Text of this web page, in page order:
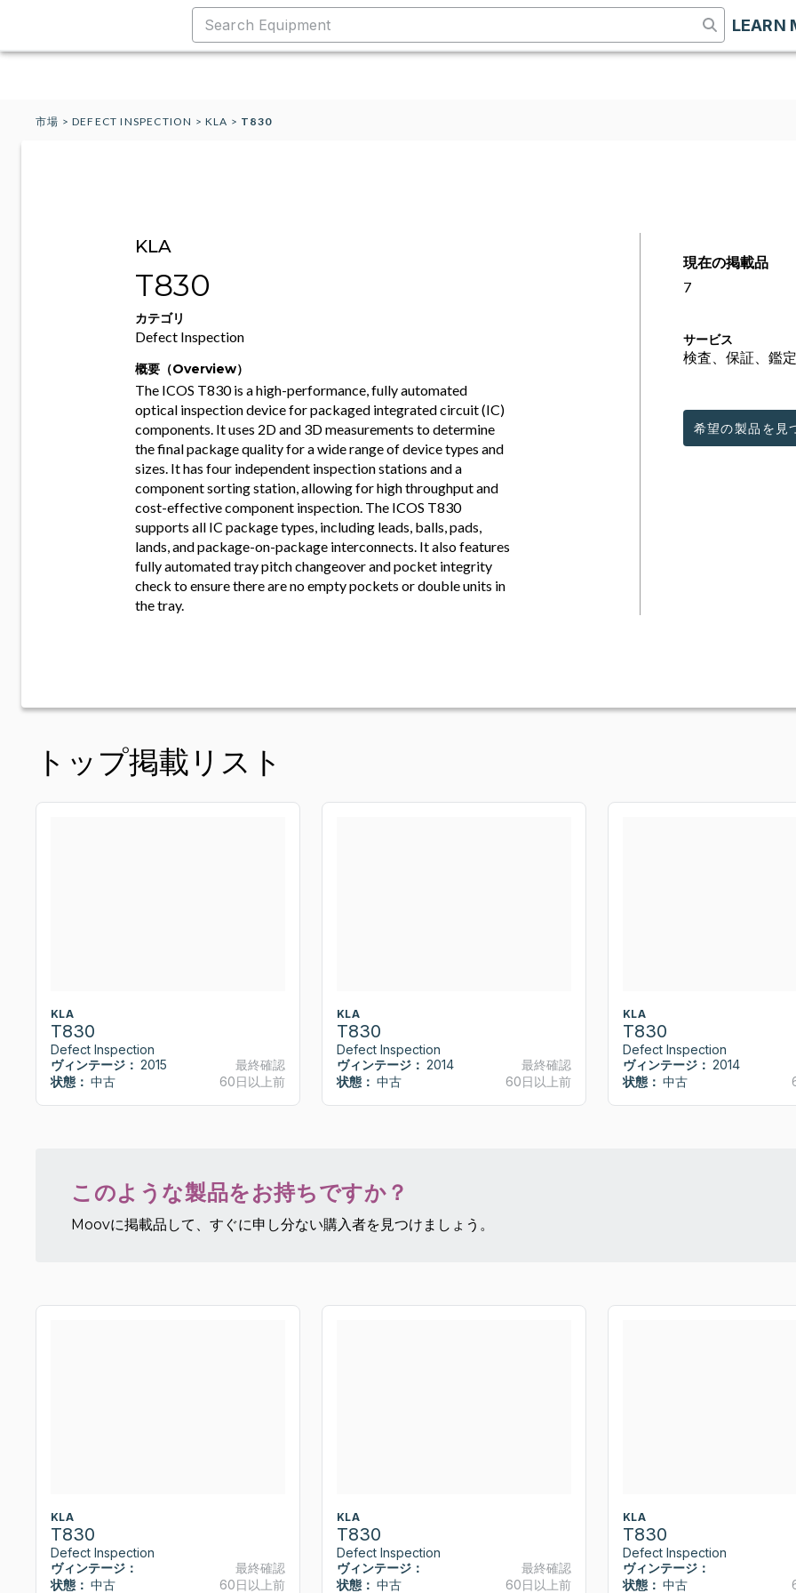
LEARN
市場 >DEFECT INSPECTION >KLA > T830
KLA
T830
カテゴリ
Defect Inspection
概要（Overview）
The ICOS T830 is a high-performance, fully automated
optical inspection device for packaged integrated circuit (IC)
components. It uses 2D and 3D measurements to determine
the final package quality for a wide range of device types and
sizes. It has four independent inspection stations and a
component sorting station, allowing for high throughput and
cost-effective component inspection. The ICOS T830
supports all IC package types, including leads, balls, pads,
lands, and package-on-package interconnects. It also features
fully automated tray pitch changeover and pocket integrity
check to ensure there are no empty pockets or double units in
the tray.
現在の掲載品
7
サービス
検査、保証、鑑
希望の製品を見
トップ掲載リスト
KLA
T830
Defect Inspection
ヴィンテージ： 2015
状態： 中古
最終確認
60日以上前
KLA
T830
Defect Inspection
ヴィンテージ： 2014
状態： 中古
最終確認
60日以上前
KLA
T830
Defect Inspection
ヴィンテージ： 2014
状態： 中古
このような製品をお持ちですか？
Moovに掲載品して、すぐに申し分ない購入者を見つけましょう。
KLA
T830
Defect Inspection
ヴィンテージ：
状態： 中古
最終確認
60日以上前
KLA
T830
Defect Inspection
ヴィンテージ：
状態： 中古
最終確認
60日以上前
KLA
T830
Defect Inspection
ヴィンテージ：
状態： 中古